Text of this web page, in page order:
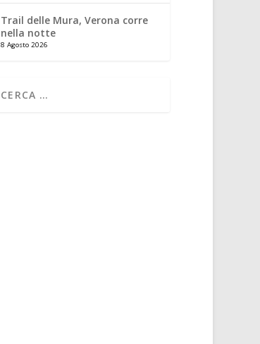
Trail delle Mura, Verona corre
nella notte
8 Agosto 2026